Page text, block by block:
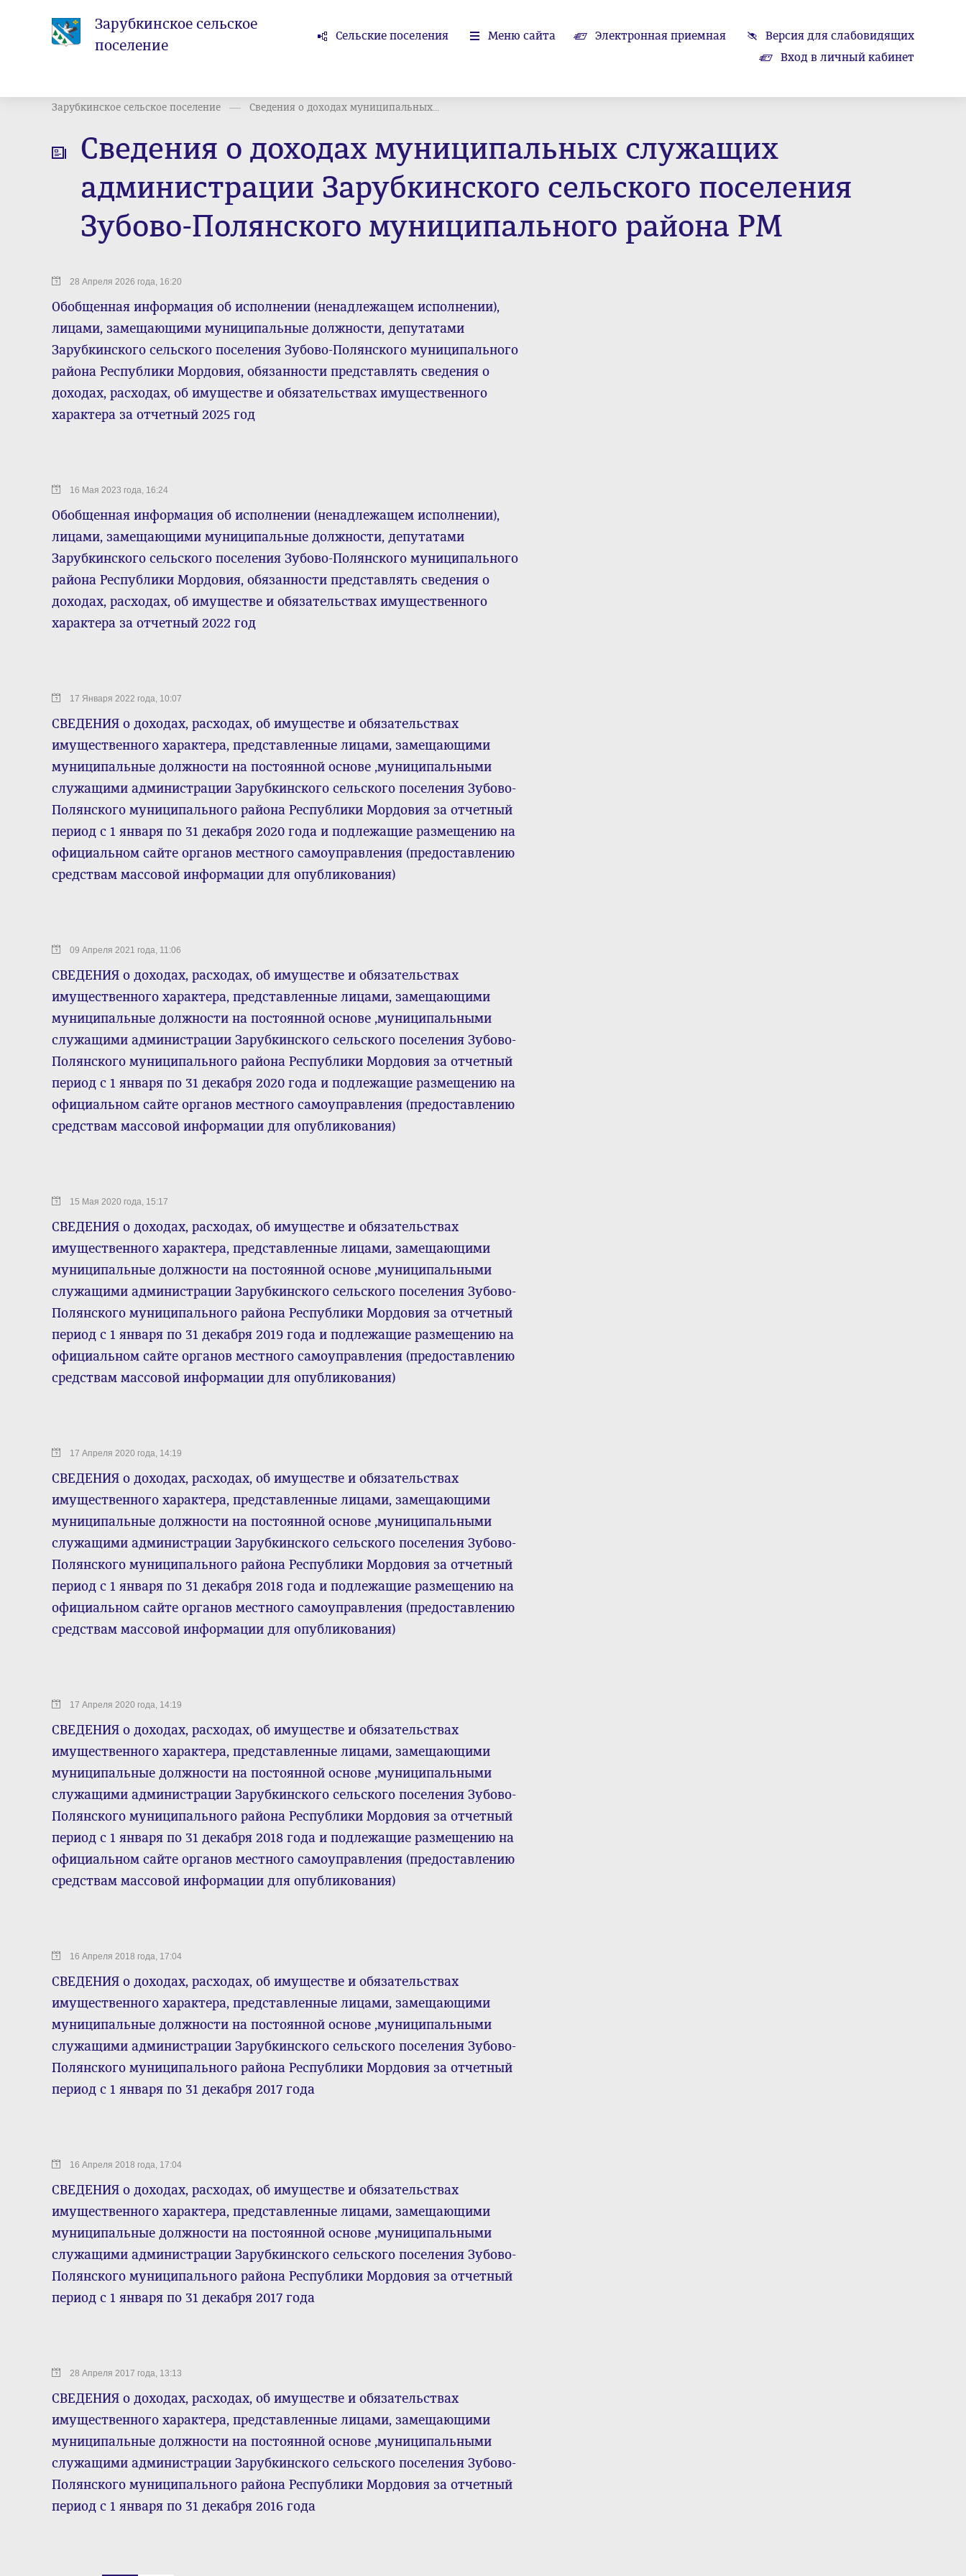
Зарубкинское сельское
поселение
Сельские поселения Меню сайта Электронная приемная
Версия для слабовидящих
Вход в личный кабинет
Зарубкинское сельское поселение Сведения о доходах муниципальных...
Сведения о доходах муниципальных служащих
администрации Зарубкинского сельского поселения
Зубово-Полянского муниципального района РМ
28 Апреля 2026 года, 16:20
Обобщенная информация об исполнении (ненадлежащем исполнении),
лицами, замещающими муниципальные должности, депутатами
Зарубкинского сельского поселения Зубово-Полянского муниципального
района Республики Мордовия, обязанности представлять сведения о
доходах, расходах, об имуществе и обязательствах имущественного
характера за отчетный 2025 год
16 Мая 2023 года, 16:24
Обобщенная информация об исполнении (ненадлежащем исполнении),
лицами, замещающими муниципальные должности, депутатами
Зарубкинского сельского поселения Зубово-Полянского муниципального
района Республики Мордовия, обязанности представлять сведения о
доходах, расходах, об имуществе и обязательствах имущественного
характера за отчетный 2022 год
17 Января 2022 года, 10:07
СВЕДЕНИЯ о доходах, расходах, об имуществе и обязательствах
имущественного характера, представленные лицами, замещающими
муниципальные должности на постоянной основе ,муниципальными
служащими администрации Зарубкинского сельского поселения Зубово-
Полянского муниципального района Республики Мордовия за отчетный
период с 1 января по 31 декабря 2020 года и подлежащие размещению на
официальном сайте органов местного самоуправления (предоставлению
средствам массовой информации для опубликования)
09 Апреля 2021 года, 11:06
СВЕДЕНИЯ о доходах, расходах, об имуществе и обязательствах
имущественного характера, представленные лицами, замещающими
муниципальные должности на постоянной основе ,муниципальными
служащими администрации Зарубкинского сельского поселения Зубово-
Полянского муниципального района Республики Мордовия за отчетный
период с 1 января по 31 декабря 2020 года и подлежащие размещению на
официальном сайте органов местного самоуправления (предоставлению
средствам массовой информации для опубликования)
15 Мая 2020 года, 15:17
СВЕДЕНИЯ о доходах, расходах, об имуществе и обязательствах
имущественного характера, представленные лицами, замещающими
муниципальные должности на постоянной основе ,муниципальными
служащими администрации Зарубкинского сельского поселения Зубово-
Полянского муниципального района Республики Мордовия за отчетный
период с 1 января по 31 декабря 2019 года и подлежащие размещению на
официальном сайте органов местного самоуправления (предоставлению
средствам массовой информации для опубликования)
17 Апреля 2020 года, 14:19
СВЕДЕНИЯ о доходах, расходах, об имуществе и обязательствах
имущественного характера, представленные лицами, замещающими
муниципальные должности на постоянной основе ,муниципальными
служащими администрации Зарубкинского сельского поселения Зубово-
Полянского муниципального района Республики Мордовия за отчетный
период с 1 января по 31 декабря 2018 года и подлежащие размещению на
официальном сайте органов местного самоуправления (предоставлению
средствам массовой информации для опубликования)
17 Апреля 2020 года, 14:19
СВЕДЕНИЯ о доходах, расходах, об имуществе и обязательствах
имущественного характера, представленные лицами, замещающими
муниципальные должности на постоянной основе ,муниципальными
служащими администрации Зарубкинского сельского поселения Зубово-
Полянского муниципального района Республики Мордовия за отчетный
период с 1 января по 31 декабря 2018 года и подлежащие размещению на
официальном сайте органов местного самоуправления (предоставлению
средствам массовой информации для опубликования)
16 Апреля 2018 года, 17:04
СВЕДЕНИЯ о доходах, расходах, об имуществе и обязательствах
имущественного характера, представленные лицами, замещающими
муниципальные должности на постоянной основе ,муниципальными
служащими администрации Зарубкинского сельского поселения Зубово-
Полянского муниципального района Республики Мордовия за отчетный
период с 1 января по 31 декабря 2017 года
16 Апреля 2018 года, 17:04
СВЕДЕНИЯ о доходах, расходах, об имуществе и обязательствах
имущественного характера, представленные лицами, замещающими
муниципальные должности на постоянной основе ,муниципальными
служащими администрации Зарубкинского сельского поселения Зубово-
Полянского муниципального района Республики Мордовия за отчетный
период с 1 января по 31 декабря 2017 года
28 Апреля 2017 года, 13:13
СВЕДЕНИЯ о доходах, расходах, об имуществе и обязательствах
имущественного характера, представленные лицами, замещающими
муниципальные должности на постоянной основе ,муниципальными
служащими администрации Зарубкинского сельского поселения Зубово-
Полянского муниципального района Республики Мордовия за отчетный
период с 1 января по 31 декабря 2016 года